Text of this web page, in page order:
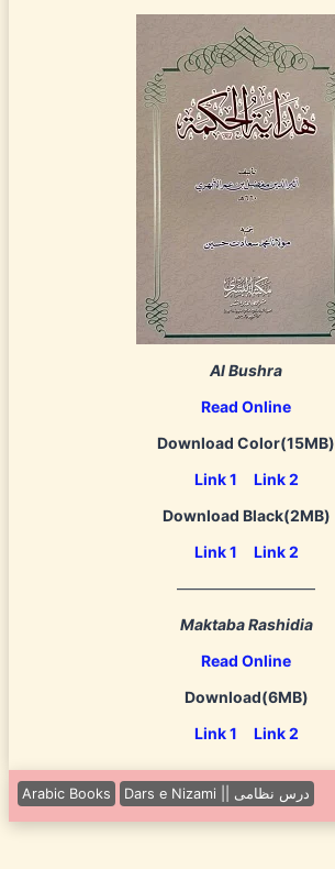
Al Bushra
Read Online
Download Color(15MB)
Link 1
Link 2
Download Black(2MB)
Link 1
Link 2
—————————
Maktaba Rashidia
Read Online
Download(6MB)
Link 1
Link 2
Arabic Books Dars e Nizami || درس نظامی